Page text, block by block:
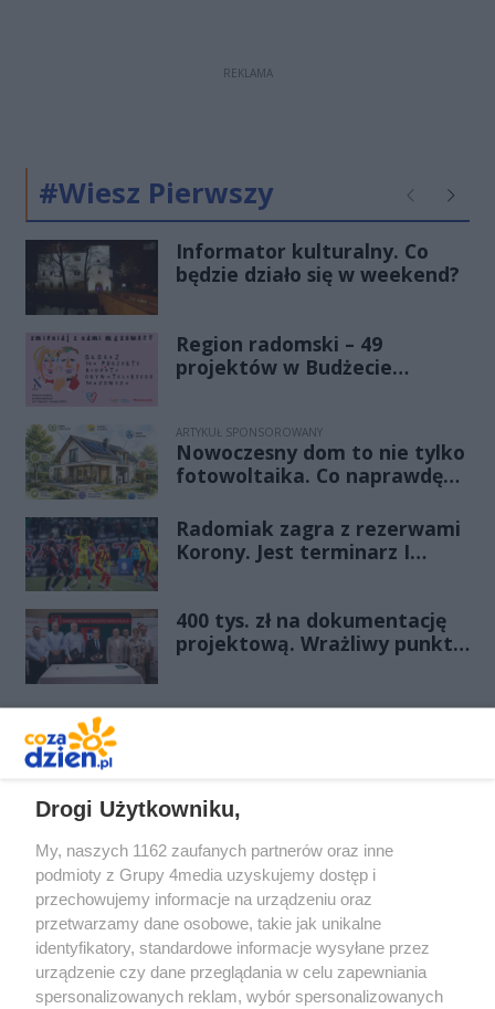
REKLAMA
#Wiesz Pierwszy Poprzednie
Informator kulturalny. Co
będzie działo się w weekend?
Region radomski – 49
projektów w Budżecie
ARTYKUŁ SPONSOROWANY
Nowoczesny dom to nie tylko
fotowoltaika. Co naprawdę
rachunkach?
Radomiak zagra z rezerwami
Korony. Jest terminarz I
400 tys. zł na dokumentację
projektową. Wrażliwy punkt
Drogi Użytkowniku,
My, naszych 1162 zaufanych partnerów oraz inne
podmioty z Grupy 4media uzyskujemy dostęp i
przechowujemy informacje na urządzeniu oraz
przetwarzamy dane osobowe, takie jak unikalne
identyfikatory, standardowe informacje wysyłane przez
urządzenie czy dane przeglądania w celu zapewniania
spersonalizowanych reklam, wybór spersonalizowanych